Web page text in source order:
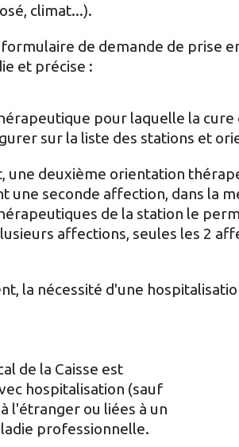
climat...).
de demande de prise
et précise :
pour laquelle la cure
sur la liste des stations et
une deuxième orientation
une seconde affection, dans la
de la station le
affections, seules les 2
la nécessité d'une
de la Caisse est
hospitalisation (sauf
l'étranger ou liées à un
professionnelle.